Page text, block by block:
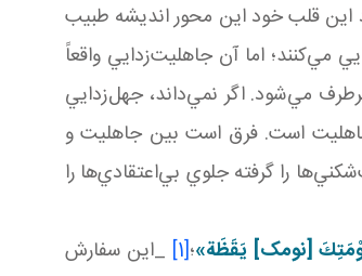
قلب خود اين محور انديشه طبيب
اما آن جاهليت‌زدايي واقعاً
مي‌شود. اگر نمي‌داند، جهل‌زدايي
جاهليت است. فرق است بين جاهليت و
را گرفته جلوي بي‌اعتقادي‌ها را
[نومک] يَقَظَة»؛[1]
_اين سفارش